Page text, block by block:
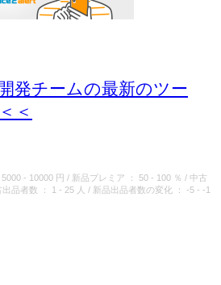
発チームの最新のツー
＜
5000 - 10000 円 / 新品プレミア ： 50 - 100 ％ / 中古
出品者数 ： 1 - 25 人 / 新品出品者数の変化
： -5 - -1